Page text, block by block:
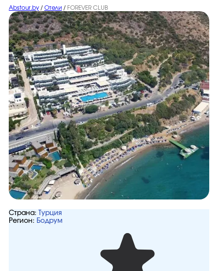
Abstour.by / Отели / FOREVER CLUB
Страна:
Турция
Регион: Бодрум